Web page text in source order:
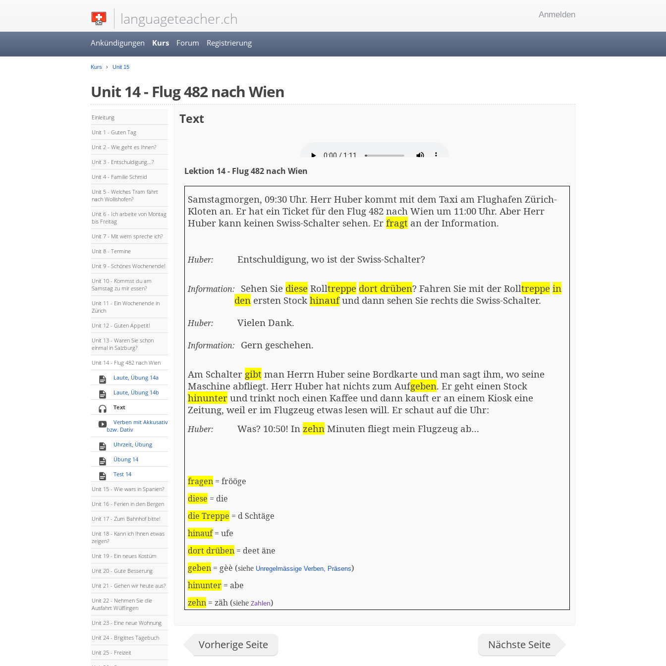
languageteacher.ch Anmelden
Ankündigungen Kurs Forum Registrierung
Kurs Unit 15
Unit 14 - Flug 482 nach Wien
Einleitung
Unit 1 - Guten Tag
Unit 2 - Wie geht es Ihnen?
Unit 3 - Entschuldigung...?
Unit 4 - Familie Schmid
Unit 5 - Welches Tram fährt
nach Wollishofen?
Unit 6 - Ich arbeite von Montag
bis Freitag
Unit 7 - Mit wem spreche ich?
Unit 8 - Termine
Unit 9 - Schönes Wochenende!
Unit 10 - Kommst du am
Samstag zu mir essen?
Unit 11 - Ein Wochenende in
Zürich
Unit 12 - Guten Appetit!
Unit 13 - Waren Sie schon
einmal in Salzburg?
Unit 14 - Flug 482 nach Wien
Laute, Übung 14a
Laute, Übung 14b
Text
Verben mit Akkusativ
bzw. Dativ
Uhrzeit, Übung
Übung 14
Test 14
Unit 15 - Wie wars in Spanien?
Unit 16 - Ferien in den Bergen
Unit 17 - Zum Bahnhof bitte!
Unit 18 - Kann ich Ihnen etwas
zeigen?
Unit 19 - Ein neues Kostüm
Unit 20 - Gute Besserung
Unit 21 - Gehen wir heute aus?
Unit 22 - Nehmen Sie die
Ausfahrt Wülflingen
Unit 23 - Eine neue Wohnung
Unit 24 - Brigittes Tagebuch
Unit 25 - Freizeit
Text
Lektion 14 - Flug 482 nach Wien
Samstagmorgen, 09:30 Uhr. Herr Huber kommt mit dem Taxi am Flughafen Zürich-
Kloten an. Er hat ein Ticket für den Flug 482 nach Wien um 11:00 Uhr. Aber Herr
Huber kannkeinen Swiss-Schalter sehen. Er fragt an der Information.
Huber: Entschuldigung, wo ist der Swiss-Schalter?
Information: Sehen Sie diese Rolltreppe dort drüben? Fahren Sie mit der Rolltreppe in
denersten Stock hinaufund dann sehen Sie rechts die Swiss-Schalter.
Huber: Vielen Dank.
Information: Gern geschehen.
Am Schalter gibt man Herrn Huber seine Bordkarte und man sagt ihm, wo seine
Maschine abfliegt. Herr Huber hat nichtszum Aufgeben. Er geht einen Stock
hinunterund trinkt noch einen Kaffee und dann kauft er an einem Kiosk eine
Zeitung, weil er im Flugzeug etwaslesen will. Er schaut auf die Uhr:
Huber: Was? 10:50! In zehnMinuten fliegt mein Flugzeug ab…
fragen= frööge
diese = die
die Treppe = d Schtäge
hinauf= ufe
dort drüben= deet äne
geben= gèè (siehe Unregelmässige Verben, Präsens)
hinunter= abe
zehn= zäh (siehe Zahlen)
Vorherige Seite Nächste Seite